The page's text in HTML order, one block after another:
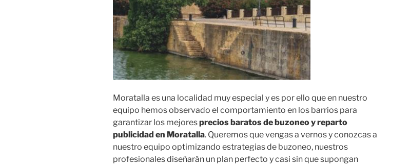
Moratalla es una localidad muy especial y es por ello que en nuestro
equipo hemos observado el comportamiento en los barrios para
garantizar los mejoresprecios baratos de buzoneo y reparto
publicidad en Moratalla. Queremos que vengas a vernos y conozcas a
nuestro equipo optimizando estrategias de buzoneo, nuestros
profesionales diseñarán un plan perfecto y casi sin que supongan